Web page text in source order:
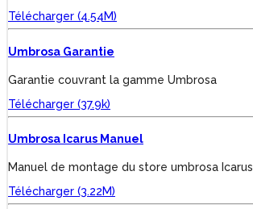
Télécharger (4.54M)
Umbrosa Garantie
Garantie couvrant la gamme Umbrosa
Télécharger (37.9k)
Umbrosa Icarus Manuel
Manuel de montage du store umbrosa Icarus
Télécharger (3.22M)